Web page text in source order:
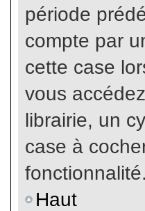
période
compte par
cette case
vous
librairie, un
case à
fonctionnalité.
Haut